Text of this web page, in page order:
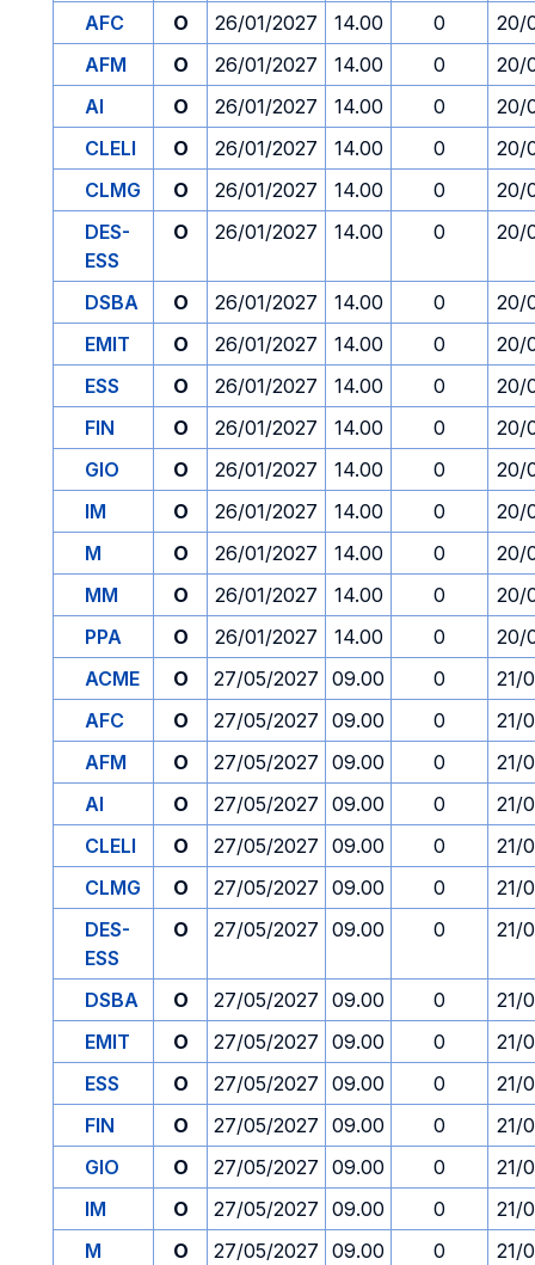
AFC
O 26/01/2027 14.00 0
20/
AFM
O 26/01/2027 14.00 0
20/
AI
O 26/01/2027 14.00 0
20/
CLELI
O 26/01/2027 14.00 0
20/
CLMG
O 26/01/2027 14.00 0
20/
DES-
ESS
O 26/01/2027 14.00 0 20/
DSBA O 26/01/2027 14.00 0
20/
EMIT
O 26/01/2027 14.00 0
20/
ESS
O 26/01/2027 14.00 0
20/
FIN
O 26/01/2027 14.00 0
20/
GIO
O 26/01/2027 14.00 0
20/
IM
O 26/01/2027 14.00 0
20/
M
O 26/01/2027 14.00 0
20/
MM
O 26/01/2027 14.00 0
20/
PPA
O 26/01/2027 14.00 0
20/
ACME
O 27/05/2027 09.00 0
21/
AFC
O 27/05/2027 09.00 0
21/
AFM
O 27/05/2027 09.00 0
21/
AI
O 27/05/2027 09.00 0
21/
CLELI
O 27/05/2027 09.00 0
21/
CLMG
O 27/05/2027 09.00 0
21/
DES-
ESS
O 27/05/2027 09.00 0 21/
DSBA O 27/05/2027 09.00 0
21/
EMIT
O 27/05/2027 09.00 0
21/
ESS
O 27/05/2027 09.00 0
21/
FIN
O 27/05/2027 09.00 0
21/
GIO
O 27/05/2027 09.00 0
21/
IM
O 27/05/2027 09.00 0
21/
M
O 27/05/2027 09.00 0
21/